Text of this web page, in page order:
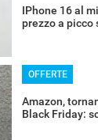
IPhone 16 al
prezzo a picco
OFFERTE
Amazon,
Black Friday: